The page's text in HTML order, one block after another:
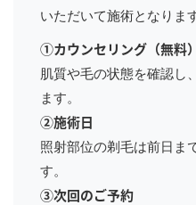
いただいて施術となります
①カウンセリング（無料）
肌質や毛の状態を確認し
ます。
②施術日
照射部位の剃毛は前日ま
す。
③次回のご予約